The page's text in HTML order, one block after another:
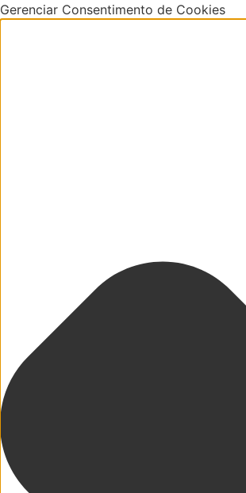
Gerenciar Consentimento de Cookies